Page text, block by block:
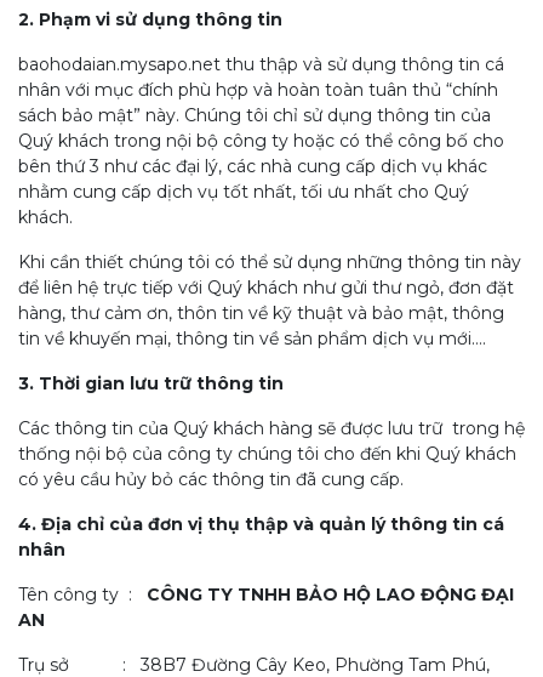
2. Phạm vi sử dụng thông tin
baohodaian.mysapo.net thu thập và sử dụng thông tin cá
nhân với mục đích phù hợp và hoàn toàn tuân thủ “chính
sách bảo mật” này. Chúng tôi chỉ sử dụng thông tin của
Quý khách trong nội bộ công ty hoặc có thể công bố cho
bên thứ 3 như các đại lý, các nhà cung cấp dịch vụ khác
nhằm cung cấp dịch vụ tốt nhất, tối ưu nhất cho Quý
khách.
Khi cần thiết chúng tôi có thể sử dụng những thông tin này
để liên hệ trực tiếp với Quý khách như gửi thư ngỏ, đơn đặt
hàng, thư cảm ơn, thôn tin về kỹ thuật và bảo mật, thông
tin về khuyến mại, thông tin về sản phẩm dịch vụ mới….
3. Thời gian lưu trữ thông tin
Các thông tin của Quý khách hàng sẽ được lưu trữ trong hệ
thống nội bộ của công ty chúng tôi cho đến khi Quý khách
có yêu cầu hủy bỏ các thông tin đã cung cấp.
4. Địa chỉ của đơn vị thụ thập và quản lý thông tin cá
nhân
Tên công ty : CÔNG TY TNHH BẢO HỘ LAO ĐỘNG ĐẠI
AN
Trụ sở : 38B7 Đường Cây Keo, Phường Tam Phú,